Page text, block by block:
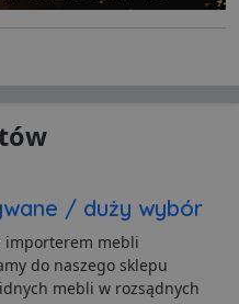
/ duży wybór
importerem mebli
do naszego sklepu
mebli w rozsądnych